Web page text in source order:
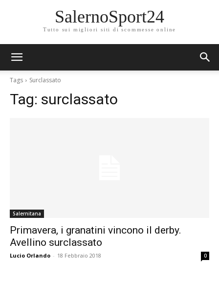
SalernoSport24
Tutto sui migliori siti di scommesse online
Tags Surclassato
Tag: surclassato
Salernitana
Primavera, i granatini vincono il derby.
Avellino surclassato
Lucio Orlando - 18 Febbraio 2018 0